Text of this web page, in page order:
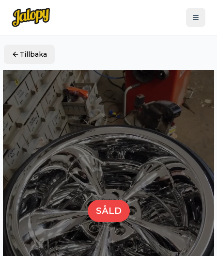
Tillbaka
SÅLD